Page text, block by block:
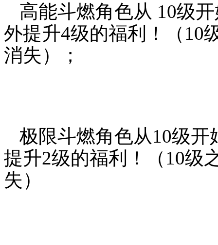
高能斗燃角色从 10级
外提升4级的福利！（10
消失）；
极限斗燃角色从10级
提升2级的福利！（10级
失）